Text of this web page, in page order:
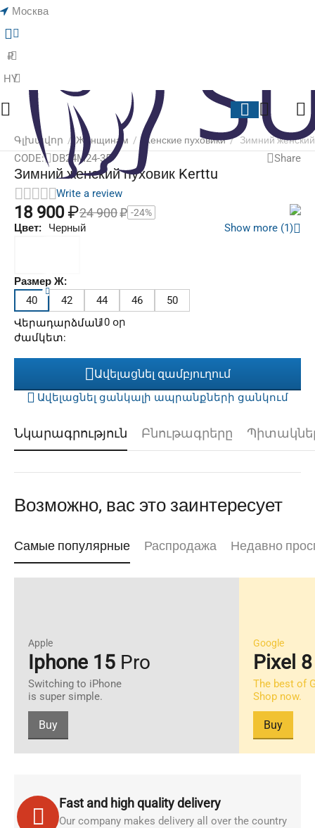
Москва
₽
HY
Գլխավոր / Женщинам / Женские пуховики / Зимний
CODE: DB24M24-35 Share
Зимний женский пуховик Kerttu
Write a review
18 900₽24 900₽ -24%
Цвет: Черный Show more (1)
Размер Ж:
40
42 44 46
50
Վերադարձման
ժամկետ:
10 օր
Ավելացնել զամբյուղում
Ավելացնել ցանկալի ապրանքների ցանկում
Նկարագրություն Բնութագրերը
Возможно, вас это заинтересует
Самые популярные Распродажа Недавно
Apple
Iphone 15 Pro
Switching to iPhone
is super simple.
Buy
Google
Pixel
The best of
Shop now.
Buy
Fast and high quality delivery
Our company makes delivery all over the country